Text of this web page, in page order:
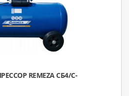
REMEZA СБ4/C-